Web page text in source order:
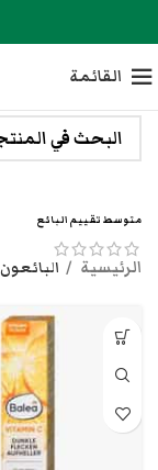
القائمة
متوسط تقييم البائع
الرئيسية البائعون